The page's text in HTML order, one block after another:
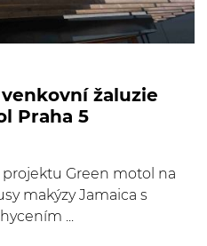
žaluzie
Praha 5
Green motol na
makýzy Jamaica s
...